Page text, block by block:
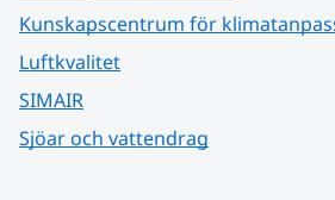
Kunskapscentrum för
Luftkvalitet
SIMAIR
Sjöar och vattendrag